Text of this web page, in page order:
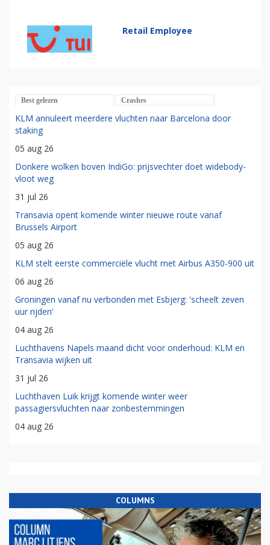
Retail Employee
Best gelezen Crashes
KLM annuleert meerdere vluchten naar Barcelona door
staking
05 aug 26
Donkere wolken boven IndiGo: prijsvechter doet widebody-
vloot weg
31 jul 26
Transavia opent komende winter nieuwe route vanaf
Brussels Airport
05 aug 26
KLM stelt eerste commerciële vlucht met Airbus A350-900 uit
06 aug 26
Groningen vanaf nu verbonden met Esbjerg: 'scheelt zeven
uur rijden'
04 aug 26
Luchthavens Napels maand dicht voor onderhoud: KLM en
Transavia wijken uit
31 jul 26
Luchthaven Luik krijgt komende winter weer
passagiersvluchten naar zonbestemmingen
04 aug 26
COLUMNS